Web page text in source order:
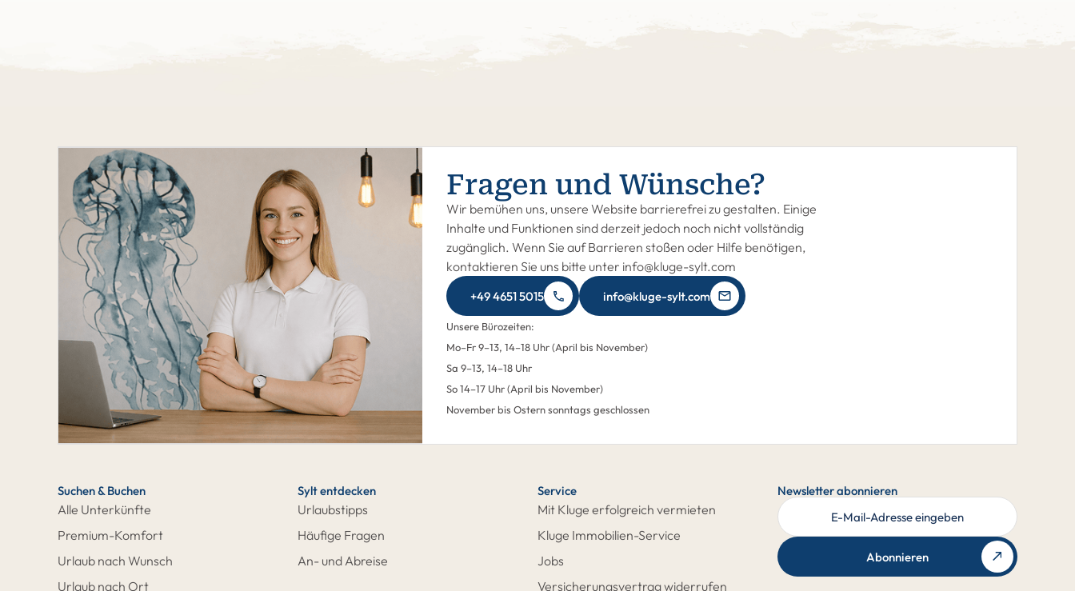
Fragen und Wünsche?
Wir bemühen uns, unsere Website barrierefrei zu gestalten. Einige
Inhalte und Funktionen sind derzeit jedoch noch nicht vollständig
zugänglich. Wenn Sie auf Barrieren stoßen oder Hilfe benötigen,
kontaktieren Sie uns bitte unter info@kluge-sylt.com
+49 4651 5015 info@kluge-sylt.com
Unsere Bürozeiten:
Mo–Fr 9–13, 14–18 Uhr (April bis November)
Sa 9–13, 14–18 Uhr
So 14–17 Uhr (April bis November)
November bis Ostern sonntags geschlossen
Suchen & Buchen
Alle Unterkünfte
Premium-Komfort
Urlaub nach Wunsch
Urlaub nach Ort
Sylt entdecken
Urlaubstipps
Häufige Fragen
An- und Abreise
Service
Mit Kluge erfolgreich vermieten
Kluge Immobilien-Service
Jobs
Versicherungsvertrag widerrufen
Newsletter abonnieren
Abonnieren